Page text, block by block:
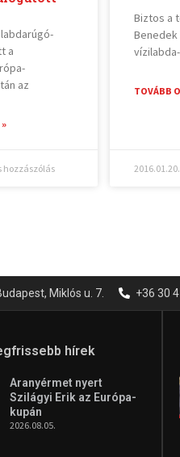
a
az
hozzászólás
Biztos a
Benedek
TOVÁBB
2016.01.20.
Miklós u. 7. +36 30
hírek
Aranyérmet nyert
Szilágyi Erik az Európa-
kupán
2026.08.05.